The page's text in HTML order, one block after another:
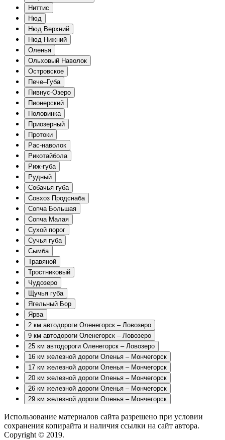
Ниттис
Нюд
Нюд Верхний
Нюд Нижний
Оленья
Ольховый Наволок
Островское
Пече–Губа
Пивнус-Озеро
Пионерский
Половинка
Приозерный
Протоки
Рас-наволок
Рикотайбола
Риж-губа
Рудный
Собачья губа
Совхоз Продснаба
Сопча Большая
Сопча Малая
Сухой порог
Сучья губа
Сымба
Травяной
Тростниковый
Чудозеро
Щучья губа
Ягельный Бор
Ярва
2 км автодороги Оленегорск – Ловозеро
9 км автодороги Оленегорск – Ловозеро
25 км автодороги Оленегорск – Ловозеро
16 км железной дороги Оленья – Мончегорск
17 км железной дороги Оленья – Мончегорск
20 км железной дороги Оленья – Мончегорск
26 км железной дороги Оленья – Мончегорск
29 км железной дороги Оленья – Мончегорск
Использование материалов сайта разрешено при условии
сохранения копирайта и наличия ссылки на сайт автора.
Copyright © 2019.